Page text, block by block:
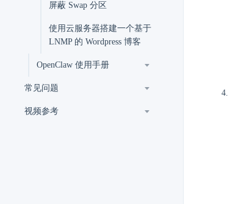
屏蔽 Swap 分区
使用云服务器搭建一个基于
LNMP 的 Wordpress 博客
OpenClaw 使用手册
常见问题
视频参考